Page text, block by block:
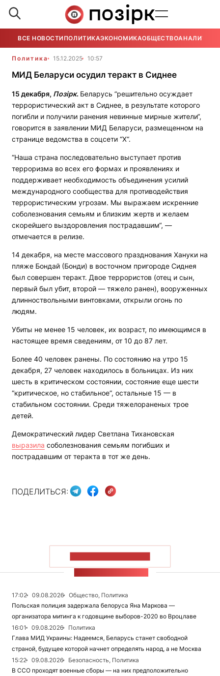
ВСЕ НОВОСТИ ПОЛИТИКАЭКОНОМИКАОБЩЕСТВОАНАЛИТИКА
Политика 15.12.2025 10:57
МИД Беларуси осудил теракт в Сиднее
15 декабря, Позірк. Беларусь “решительно осуждает
террористический акт в Сиднее, в результате которого
погибли и получили ранения невинные мирные жители“,
говорится в заявлении МИД Беларуси, размещенном на
странице ведомства в соцсети “Х“.
“Наша страна последовательно выступает против
терроризма во всех его формах и проявлениях и
поддерживает необходимость объединения усилий
международного сообщества для противодействия
террористическим угрозам. Мы выражаем искренние
соболезнования семьям и близким жертв и желаем
скорейшего выздоровления пострадавшим“, —
отмечается в релизе.
14 декабря, на месте массового празднования Хануки на
пляже Бондай (Бонди) в восточном пригороде Сиднея
был совершен теракт. Двое террористов (отец и сын,
первый был убит, второй — тяжело ранен), вооруженных
длинноствольными винтовками, открыли огонь по
людям.
Убиты не менее 15 человек, их возраст, по имеющимся в
настоящее время сведениям, от 10 до 87 лет.
Более 40 человек ранены. По состоянию на утро 15
декабря, 27 человек находилось в больницах. Из них
шесть в критическом состоянии, состояние еще шести
“критическое, но стабильное“, остальные 15 — в
стабильном состоянии. Среди тяжелораненых трое
детей.
Демократический лидер Светлана Тихановская
выразила соболезнования семьям погибших и
пострадавшим от теракта в тот же день.
ПОДЕЛИТЬСЯ:
17:02 09.08.2026
Общество, Политика
Польская полиция задержала белоруса Яна Маркова —
организатора митинга к годовщине выборов-2020 во Вроцлаве
16:01
09.08.2026
Политика
Глава МИД Украины: Надеемся, Беларусь станет свободной
страной, будущее которой начнет определять народ, а не Москва
15:22
09.08.2026
Безопасность, Политика
В ССО проходят военные сборы — на них предположительно